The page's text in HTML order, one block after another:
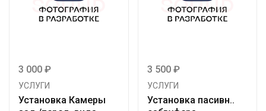
3 000 ₽
УСЛУГИ
Установка Камеры
3 500 ₽
УСЛУГИ
Установка пасивн..